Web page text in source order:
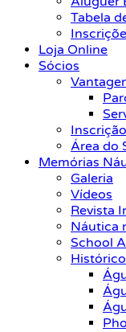
Tabela
Loja Online
Sócios
Inscrição
Área do
Memórias
Galeria
Vídeos
Revista
Náutica
School
Histórico